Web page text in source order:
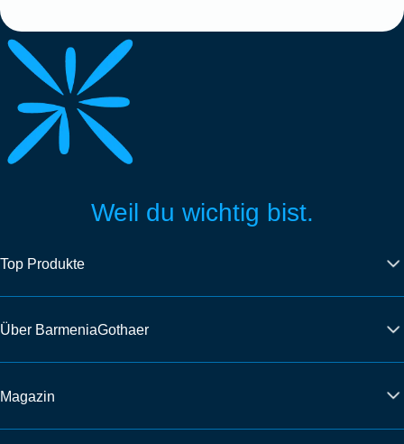
Weil du wichtig bist.
Top Produkte
Über BarmeniaGothaer
Magazin